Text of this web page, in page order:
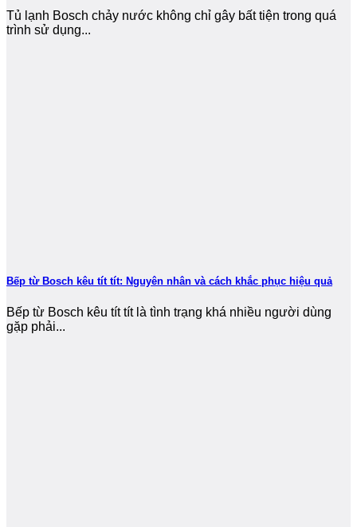
Tủ lạnh Bosch chảy nước không chỉ gây bất tiện trong quá
trình sử dụng...
Bếp từ Bosch kêu tít tít: Nguyên nhân và cách khắc phục hiệu quả
Bếp từ Bosch kêu tít tít là tình trạng khá nhiều người dùng
gặp phải...